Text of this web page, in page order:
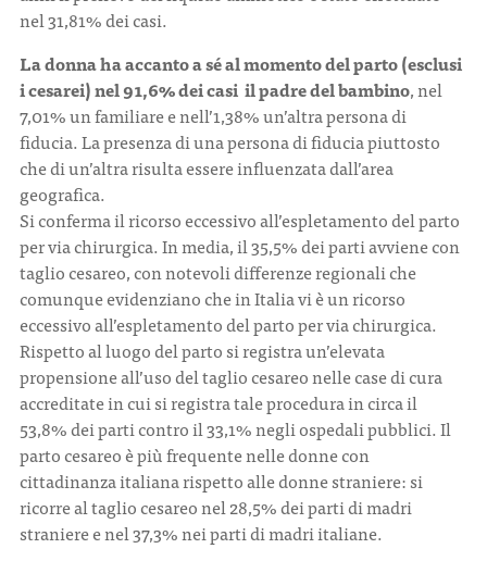
nel 31,81% dei casi.
La donna ha accanto a sé al momento del parto (esclusi
i cesarei) nel 91,6% dei casi il padre del bambino, nel
7,01% un familiare e nell’1,38% un’altra persona di
fiducia. La presenza di una persona di fiducia piuttosto
che di un’altra risulta essere influenzata dall’area
geografica.
Si conferma il ricorso eccessivo all’espletamento del parto
per via chirurgica. In media, il 35,5% dei parti avviene con
taglio cesareo, con notevoli differenze regionali che
comunque evidenziano che in Italia vi è un ricorso
eccessivo all’espletamento del parto per via chirurgica.
Rispetto al luogo del parto si registra un’elevata
propensione all’uso del taglio cesareo nelle case di cura
accreditate in cui si registra tale procedura in circa il
53,8% dei parti contro il 33,1% negli ospedali pubblici. Il
parto cesareo è più frequente nelle donne con
cittadinanza italiana rispetto alle donne straniere: si
ricorre al taglio cesareo nel 28,5% dei parti di madri
straniere e nel 37,3% nei parti di madri italiane.